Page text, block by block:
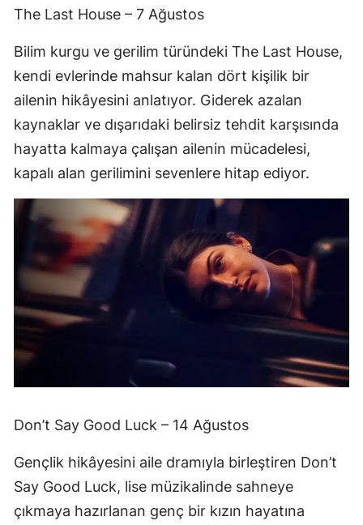
The Last House – 7 Ağustos
Bilim kurgu ve gerilim türündeki The Last House,
kendi evlerinde mahsur kalan dört kişilik bir
ailenin hikâyesini anlatıyor. Giderek azalan
kaynaklar ve dışarıdaki belirsiz tehdit karşısında
hayatta kalmaya çalışan ailenin mücadelesi,
kapalı alan gerilimini sevenlere hitap ediyor.
Don’t Say Good Luck – 14 Ağustos
Gençlik hikâyesini aile dramıyla birleştiren Don’t
Say Good Luck, lise müzikalinde sahneye
çıkmaya hazırlanan genç bir kızın hayatına